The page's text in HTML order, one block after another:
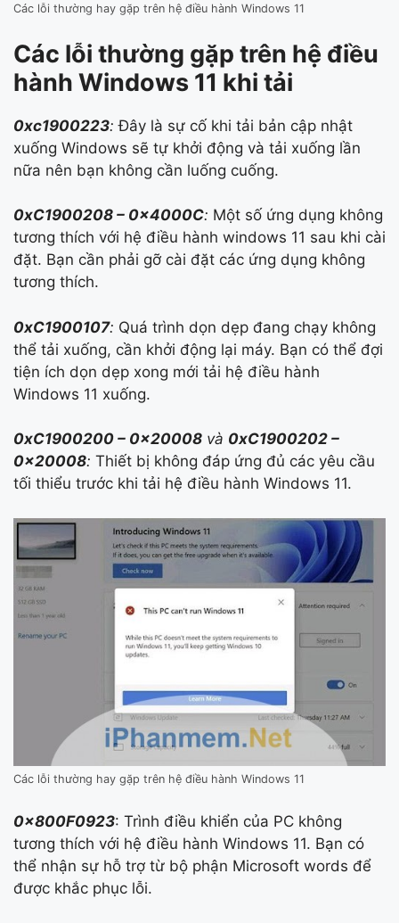
Các lỗi thường hay gặp trên hệ điều hành Windows 11
Các lỗi thường gặp trên hệ điều
hành Windows 11 khi tải
0xc1900223: Đây là sự cố khi tải bản cập nhật
xuống Windows sẽ tự khởi động và tải xuống lần
nữa nên bạn không cần luống cuống.
0xC1900208 – 0x4000C: Một số ứng dụng không
tương thích với hệ điều hành windows 11 sau khi cài
đặt. Bạn cần phải gỡ cài đặt các ứng dụng không
tương thích.
0xC1900107: Quá trình dọn dẹp đang chạy không
thể tải xuống, cần khởi động lại máy. Bạn có thể đợi
tiện ích dọn dẹp xong mới tải hệ điều hành
Windows 11 xuống.
0xC1900200 – 0x20008 và 0xC1900202 –
0x20008: Thiết bị không đáp ứng đủ các yêu cầu
tối thiểu trước khi tải hệ điều hành Windows 11.
Các lỗi thường hay gặp trên hệ điều hành Windows 11
0x800F0923: Trình điều khiển của PC không
tương thích với hệ điều hành Windows 11. Bạn có
thể nhận sự hỗ trợ từ bộ phận Microsoft words để
được khắc phục lỗi.